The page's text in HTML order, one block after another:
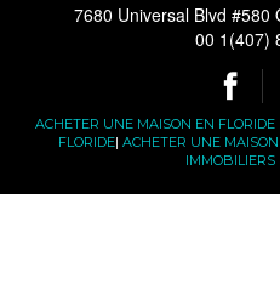
7680 Universal Blvd #580
00 1(407)
ACHETER UNE MAISON EN FLORIDE
FLORIDE| ACHETER UNE
IMMOBILIERS